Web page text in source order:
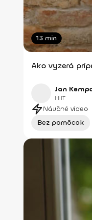
13 min
Ako vyzerá
Jan
HIIT
Náučné video
Bez pomôcok